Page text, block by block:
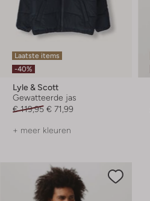
Laatste items
-40%
Lyle & Scott
Gewatteerde jas
€ 119,95 € 71,99
+ meer kleuren